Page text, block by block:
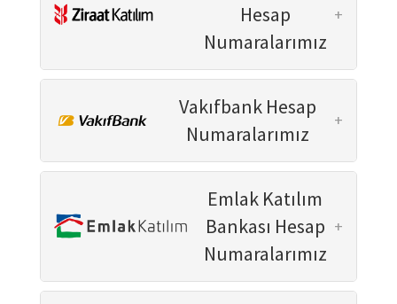
Vakıf Meclis Üyeleri
İbn Haldun Üniversitesi
Çevrimiçi Şiddete ve Nefrete Karşı:
Hesap
Numaralarımız
+
Vakıfbank Hesap
Numaralarımız
+
Emlak Katılım
Bankası Hesap
Numaralarımız
+